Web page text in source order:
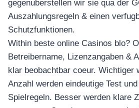
gegenuberstellen wir sie qua der
Auszahlungsregeln & einen
Schutzfunktionen.
Within beste online Casinos blo?
Betreibername, Lizenzangaben &
klar beobachtbar coeur. Wichtiger
Anzahl werden eindeutige Test
Spielregeln. Besser werden klare